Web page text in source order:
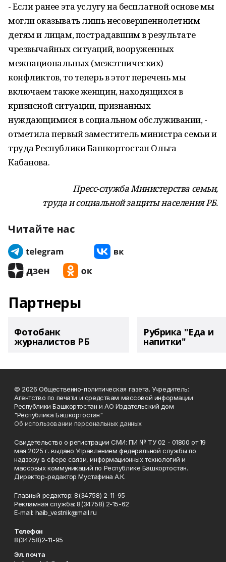
- Если ранее эта услугу на бесплатной основе мы
могли оказывать лишь несовершеннолетним
детям и лицам, пострадавшим в результате
чрезвычайных ситуаций, вооруженных
межнациональных (межэтнических)
конфликтов, то теперь в этот перечень мы
включаем также женщин, находящихся в
кризисной ситуации, признанных
нуждающимися в социальном обслуживании, -
отметила первый заместитель министра семьи и
труда Республики Башкортостан Ольга
Кабанова.
Пресс-служба Министерства семьи,
труда и социальной защиты населения РБ.
Читайте нас
Партнеры
Фотобанк
журналистов РБ
Рубрика "Еда и
напитки"
© 2026 Общественно-политическая газета. Учредитель:
Агентство по печати и средствам массовой информации
Республики Башкортостан и АО Издательский дом
"Республика Башкортостан"
Об использовании персональных данных
Свидетельство о регистрации СМИ: ПИ № ТУ 02 - 01800 от 19
мая 2025 г. выдано Управлением федеральной службы по
надзору в сфере связи, информационных технологий и
массовых коммуникаций по Республике Башкортостан.
Директор-редактор Мустафина А.К.
Главный редактор: 8(34758) 2-11-95
Рекламная служба: 8(34758) 2-15-62
Е-mаil: haib_vestnik@mail.ru
Телефон
8(34758)2-11-95
Эл. почта